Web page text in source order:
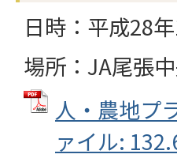
日時：平成28
場所：JA尾張
人・農地プ
ァイル: